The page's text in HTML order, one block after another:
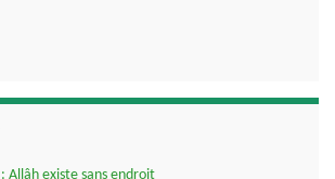
Allâh existe sans endroit